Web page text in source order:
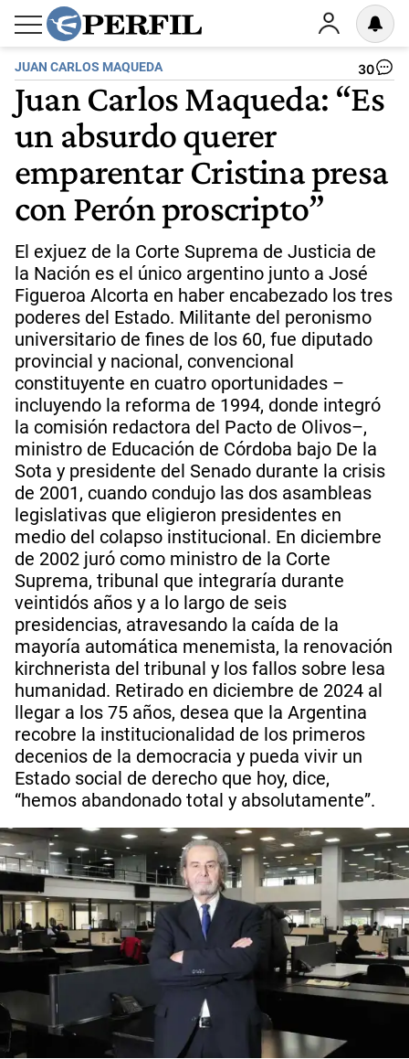
JUAN CARLOS MAQUEDA 30
Juan Carlos Maqueda: “Es
un absurdo querer
emparentar Cristina presa
con Perón proscripto”
El exjuez de la Corte Suprema de Justicia de
la Nación es el único argentino junto a José
Figueroa Alcorta en haber encabezado los tres
poderes del Estado. Militante del peronismo
universitario de fines de los 60, fue diputado
provincial y nacional, convencional
constituyente en cuatro oportunidades –
incluyendo la reforma de 1994, donde integró
la comisión redactora del Pacto de Olivos–,
ministro de Educación de Córdoba bajo De la
Sota y presidente del Senado durante la crisis
de 2001, cuando condujo las dos asambleas
legislativas que eligieron presidentes en
medio del colapso institucional. En diciembre
de 2002 juró como ministro de la Corte
Suprema, tribunal que integraría durante
veintidós años y a lo largo de seis
presidencias, atravesando la caída de la
mayoría automática menemista, la renovación
kirchnerista del tribunal y los fallos sobre lesa
humanidad. Retirado en diciembre de 2024 al
llegar a los 75 años, desea que la Argentina
recobre la institucionalidad de los primeros
decenios de la democracia y pueda vivir un
Estado social de derecho que hoy, dice,
“hemos abandonado total y absolutamente”.